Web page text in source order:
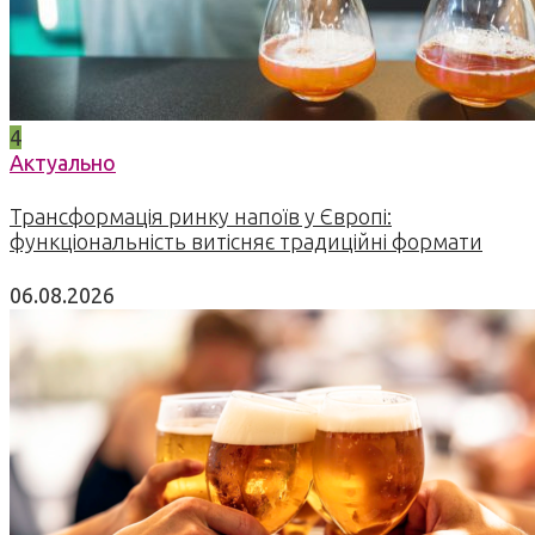
4
Актуально
Трансформація ринку напоїв у Європі:
функціональність витісняє традиційні формати
06.08.2026